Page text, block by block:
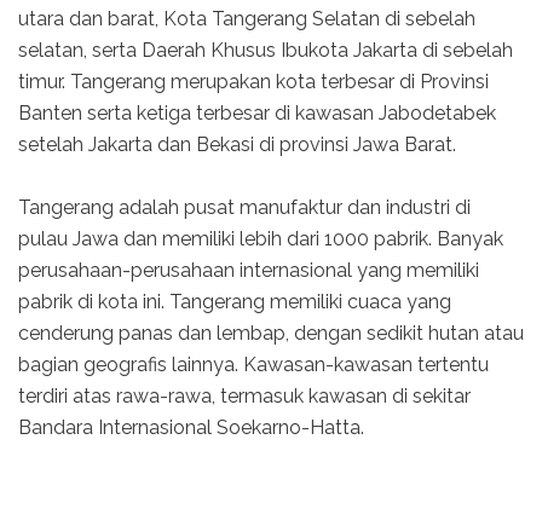
utara dan barat, Kota Tangerang Selatan di sebelah
selatan, serta Daerah Khusus Ibukota Jakarta di sebelah
timur. Tangerang merupakan kota terbesar di Provinsi
Banten serta ketiga terbesar di kawasan Jabodetabek
setelah Jakarta dan Bekasi di provinsi Jawa Barat.
Tangerang adalah pusat manufaktur dan industri di
pulau Jawa dan memiliki lebih dari 1000 pabrik. Banyak
perusahaan-perusahaan internasional yang memiliki
pabrik di kota ini. Tangerang memiliki cuaca yang
cenderung panas dan lembap, dengan sedikit hutan atau
bagian geografis lainnya. Kawasan-kawasan tertentu
terdiri atas rawa-rawa, termasuk kawasan di sekitar
Bandara Internasional Soekarno-Hatta.